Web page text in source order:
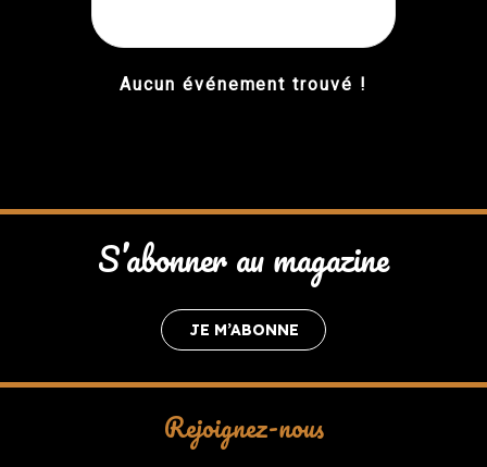
Aucun événement trouvé !
S’abonner au magazine
JE M’ABONNE
Rejoignez-nous